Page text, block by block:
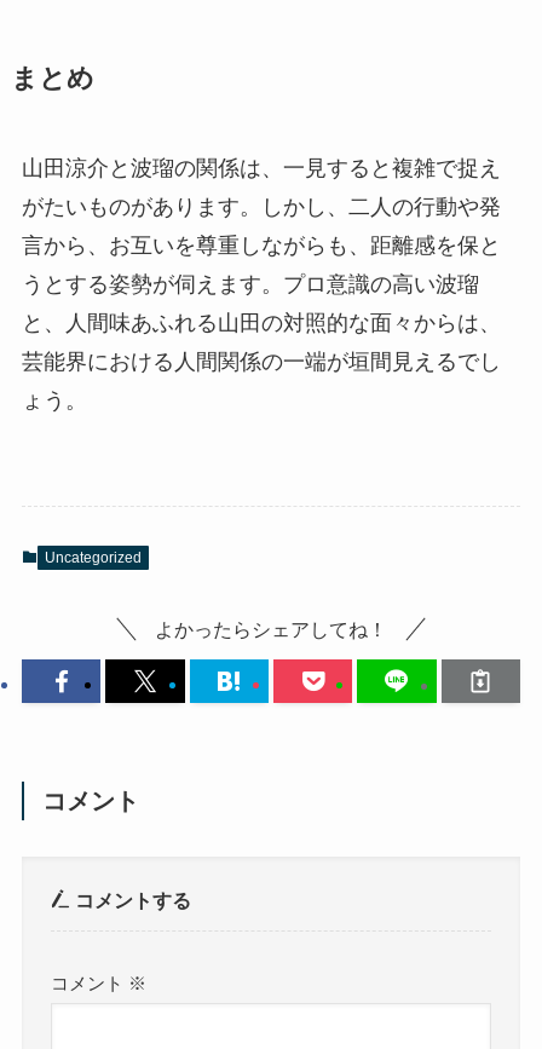
まとめ
山田涼介と波瑠の関係は、一見すると複雑で捉え
がたいものがあります。しかし、二人の行動や発
言から、お互いを尊重しながらも、距離感を保と
うとする姿勢が伺えます。プロ意識の高い波瑠
と、人間味あふれる山田の対照的な面々からは、
芸能界における人間関係の一端が垣間見えるでし
ょう。
Uncategorized
よかったらシェアしてね！
コメント
コメントする
コメント ※